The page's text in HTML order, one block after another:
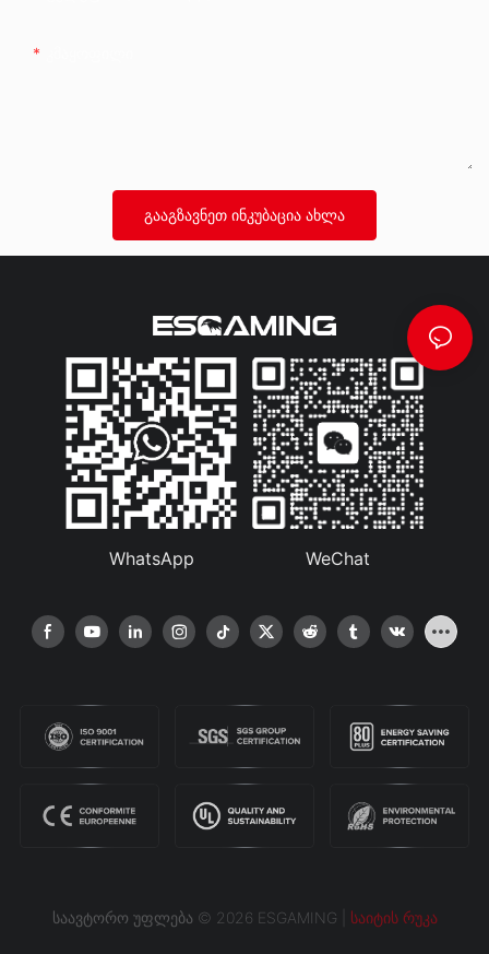
ᲒᲐᲐᲒᲖᲐᲕᲜᲔᲗ ᲘᲜᲙᲣᲑᲐᲪᲘᲐ ᲐᲮᲚᲐ
WhatsApp WeChat
საავტორო უფლება © 2026 ESGAMING | საიტის რუკა